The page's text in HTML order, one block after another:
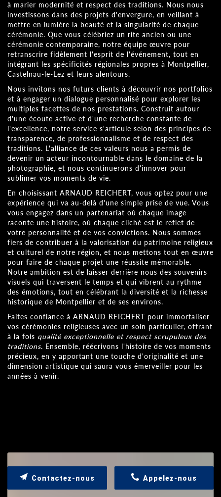
à marier modernité et respect des traditions. Nous nous
investissons dans des projets d'envergure, en veillant à
mettre en lumière la beauté et la singularité de chaque
cérémonie. Que vous célébriez un rite ancien ou une
cérémonie contemporaine, notre équipe œuvre pour
retranscrire fidèlement l'esprit de l'événement, tout en
intégrant les spécificités régionales propres à Montpellier,
Castelnau-le-Lez et leurs alentours.
Nous invitons nos futurs clients à découvrir nos portfolios
et à engager un dialogue personnalisé pour explorer les
multiples facettes de nos prestations. Construit autour
d'une écoute active et d'une recherche constante de
l'excellence, notre service s'articule selon des principes de
transparence, de professionnalisme et de respect des
traditions. L'alliance de ces valeurs nous a permis de
devenir un acteur incontournable dans le domaine de la
photographie, et nous continuerons d'innover pour
sublimer vos moments de vie.
En choisissant ARNAUD REICHERT, vous optez pour une
expérience qui va au-delà d'une simple prise de vue. Vous
vous engagez dans un partenariat où chaque image
raconte une histoire, où chaque cliché est le reflet de
votre personnalité et de vos convictions. Nous sommes
fiers de contribuer à la valorisation du patrimoine religieux
et culturel de notre région, et nous mettons tout en œuvre
pour faire de chaque projet une réussite mémorable.
Notre ambition est de laisser derrière nous des souvenirs
visuels qui traversent le temps et qui vibrent au rythme
des émotions, tout en célébrant la diversité et la richesse
historique de Montpellier et de ses environs.
Faites confiance à ARNAUD REICHERT pour immortaliser
vos cérémonies religieuses avec un soin particulier, offrant
à la fois qualité exceptionnelle et respect scrupuleux des
traditions. Ensemble, réécrivons l'histoire de vos moments
précieux, en y apportant une touche d'originalité et une
dimension artistique qui saura vous émerveiller pour les
années à venir.
Appelez-nous
Contactez-nous